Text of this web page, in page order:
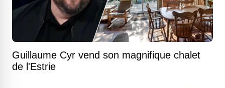
Guillaume Cyr vend son magnifique chalet
de l'Estrie